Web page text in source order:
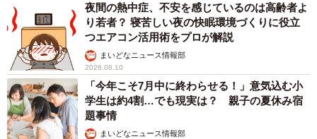
夜間の熱中症、不安を感じているのは高齢者よ
り若者？ 寝苦しい夜の快眠環境づくりに役立
つエアコン活用術をプロが解説
まいどなニュース情報部
2026.08.10
「今年こそ7月中に終わらせる！」意気込む小
学生は約4割…でも現実は？ 親子の夏休み宿
題事情
まいどなニュース情報部